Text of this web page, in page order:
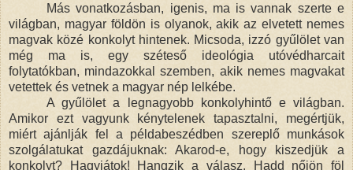
Más vonatkozásban, igenis, ma is vannak szerte e
világban, magyar földön is olyanok, akik az elvetett nemes
magvak közé konkolyt hintenek. Micsoda, izzó gyűlölet van
még ma is, egy széteső ideológia utóvédharcait
folytatókban, mindazokkal szemben, akik nemes magvakat
vetettek és vetnek a magyar nép lelkébe.
A gyűlölet a legnagyobb konkolyhintő e világban.
Amikor ezt vagyunk kénytelenek tapasztalni, megértjük,
miért ajánlják fel a példabeszédben szereplő munkások
szolgálatukat gazdájuknak: Akarod-e, hogy kiszedjük a
konkolyt? Hagyjátok! Hangzik a válasz. Hadd nőjön föl